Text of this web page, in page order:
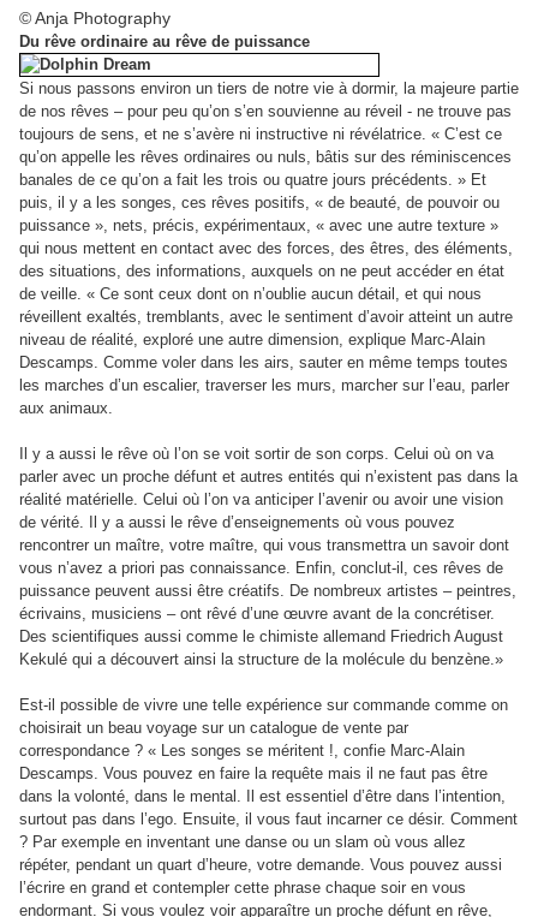
© Anja Photography
Du rêve ordinaire au rêve de puissance
Si nous passons environ un tiers de notre vie à dormir, la majeure partie
de nos rêves – pour peu qu’on s’en souvienne au réveil - ne trouve pas
toujours de sens, et ne s’avère ni instructive ni révélatrice. « C’est ce
qu’on appelle les rêves ordinaires ou nuls, bâtis sur des réminiscences
banales de ce qu’on a fait les trois ou quatre jours précédents. » Et
puis, il y a les songes, ces rêves positifs, « de beauté, de pouvoir ou
puissance », nets, précis, expérimentaux, « avec une autre texture »
qui nous mettent en contact avec des forces, des êtres, des éléments,
des situations, des informations, auxquels on ne peut accéder en état
de veille. « Ce sont ceux dont on n’oublie aucun détail, et qui nous
réveillent exaltés, tremblants, avec le sentiment d’avoir atteint un autre
niveau de réalité, exploré une autre dimension, explique Marc-Alain
Descamps. Comme voler dans les airs, sauter en même temps toutes
les marches d’un escalier, traverser les murs, marcher sur l’eau, parler
aux animaux.
Il y a aussi le rêve où l’on se voit sortir de son corps. Celui où on va
parler avec un proche défunt et autres entités qui n’existent pas dans la
réalité matérielle. Celui où l’on va anticiper l’avenir ou avoir une vision
de vérité. Il y a aussi le rêve d’enseignements où vous pouvez
rencontrer un maître, votre maître, qui vous transmettra un savoir dont
vous n’avez a priori pas connaissance. Enfin, conclut-il, ces rêves de
puissance peuvent aussi être créatifs. De nombreux artistes – peintres,
écrivains, musiciens – ont rêvé d’une œuvre avant de la concrétiser.
Des scientifiques aussi comme le chimiste allemand Friedrich August
Kekulé qui a découvert ainsi la structure de la molécule du benzène.»
Est-il possible de vivre une telle expérience sur commande comme on
choisirait un beau voyage sur un catalogue de vente par
correspondance ? « Les songes se méritent !, confie Marc-Alain
Descamps. Vous pouvez en faire la requête mais il ne faut pas être
dans la volonté, dans le mental. Il est essentiel d’être dans l’intention,
surtout pas dans l’ego. Ensuite, il vous faut incarner ce désir. Comment
? Par exemple en inventant une danse ou un slam où vous allez
répéter, pendant un quart d’heure, votre demande. Vous pouvez aussi
l’écrire en grand et contempler cette phrase chaque soir en vous
endormant. Si vous voulez voir apparaître un proche défunt en rêve,